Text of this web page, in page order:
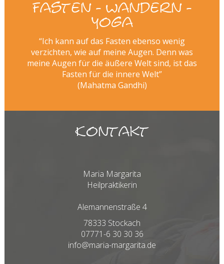
Fasten - Wandern -
Yoga
“Ich kann auf das Fasten ebenso wenig
verzichten, wie auf meine Augen. Denn was
meine Augen für die äußere Welt sind, ist das
Fasten für die innere Welt”
(Mahatma Gandhi)
Kontakt
Maria Margarita
Heilpraktikerin
Alemannenstraße 4
78333 Stockach
07771-6 30 30 36
info@maria-margarita.de